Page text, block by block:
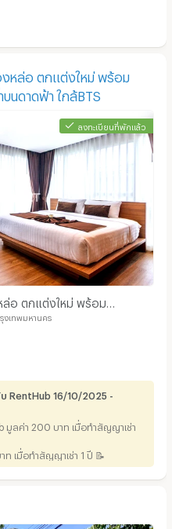
งหล่อ ตกแต่งใหม่ พร้อม
นดาดฟ้า ใกล้BTS
ลงทะเบียนที่พักแล้ว
ล่อ ตกแต่งใหม่ พร้อม
าดฟ้า ใกล้BTS
งเทพมหานคร
RentHub 16/10/2025 -
มูลค่า 200 บาท เมื่อทำสัญญาเช่า
ท เมื่อทำสัญญาเช่า 1 ปี 📝